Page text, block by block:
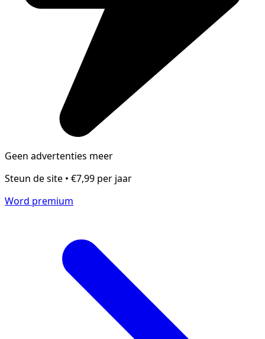
Geen advertenties meer
Steun de site • €7,99 per jaar
Word premium